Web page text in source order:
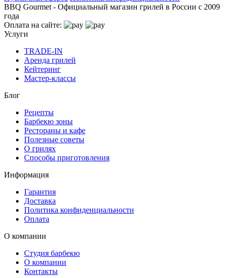
BBQ Gourmet - Официальный магазин грилей в России с 2009
года
Оплата на сайте:
Услуги
TRADE-IN
Аренда грилей
Кейтеринг
Мастер-классы
Блог
Рецепты
Барбекю зоны
Рестораны и кафе
Полезные советы
О грилях
Способы приготовления
Информация
Гарантия
Доставка
Политика конфиденциальности
Оплата
О компании
Студия барбекю
О компании
Контакты